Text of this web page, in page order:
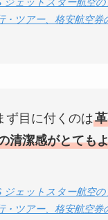
・ツアー、格安航空
ず目に付くのは
清潔感がとても
ジェットスター航空
・ツアー、格安航空